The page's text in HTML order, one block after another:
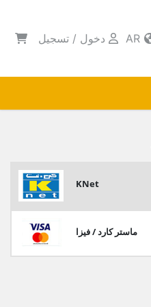
دخول / تسجيل
KNet
ماستر كارد / فيزا